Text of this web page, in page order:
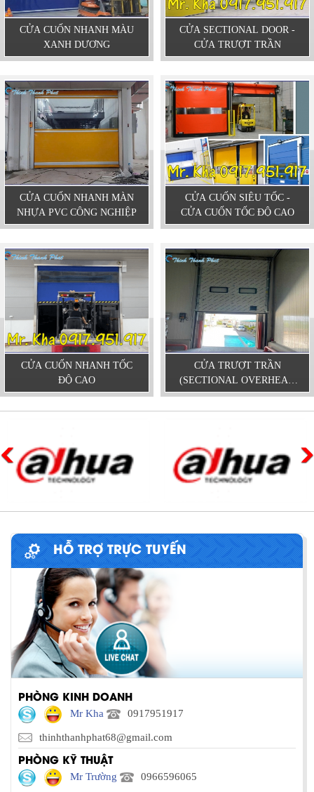
CỬA CUỐN NHANH MÀU
XANH DƯƠNG
CỬA SECTIONAL DOOR -
CỬA TRƯỢT TRẦN
CỬA CUỐN NHANH MÀN
NHỰA PVC CÔNG NGHIỆP
CỬA CUỐN SIÊU TỐC -
CỬA CUỐN TỐC ĐỘ CAO
CỬA CUỐN NHANH TỐC
ĐỘ CAO
CỬA TRƯỢT TRẦN
(SECTIONAL OVERHEAD
DOOR)
HỖ TRỢ TRỰC TUYẾN
PHÒNG KINH DOANH
Mr Kha 0917951917
thinhthanhphat68@gmail.com
PHÒNG KỸ THUẬT
Mr Trường 0966596065